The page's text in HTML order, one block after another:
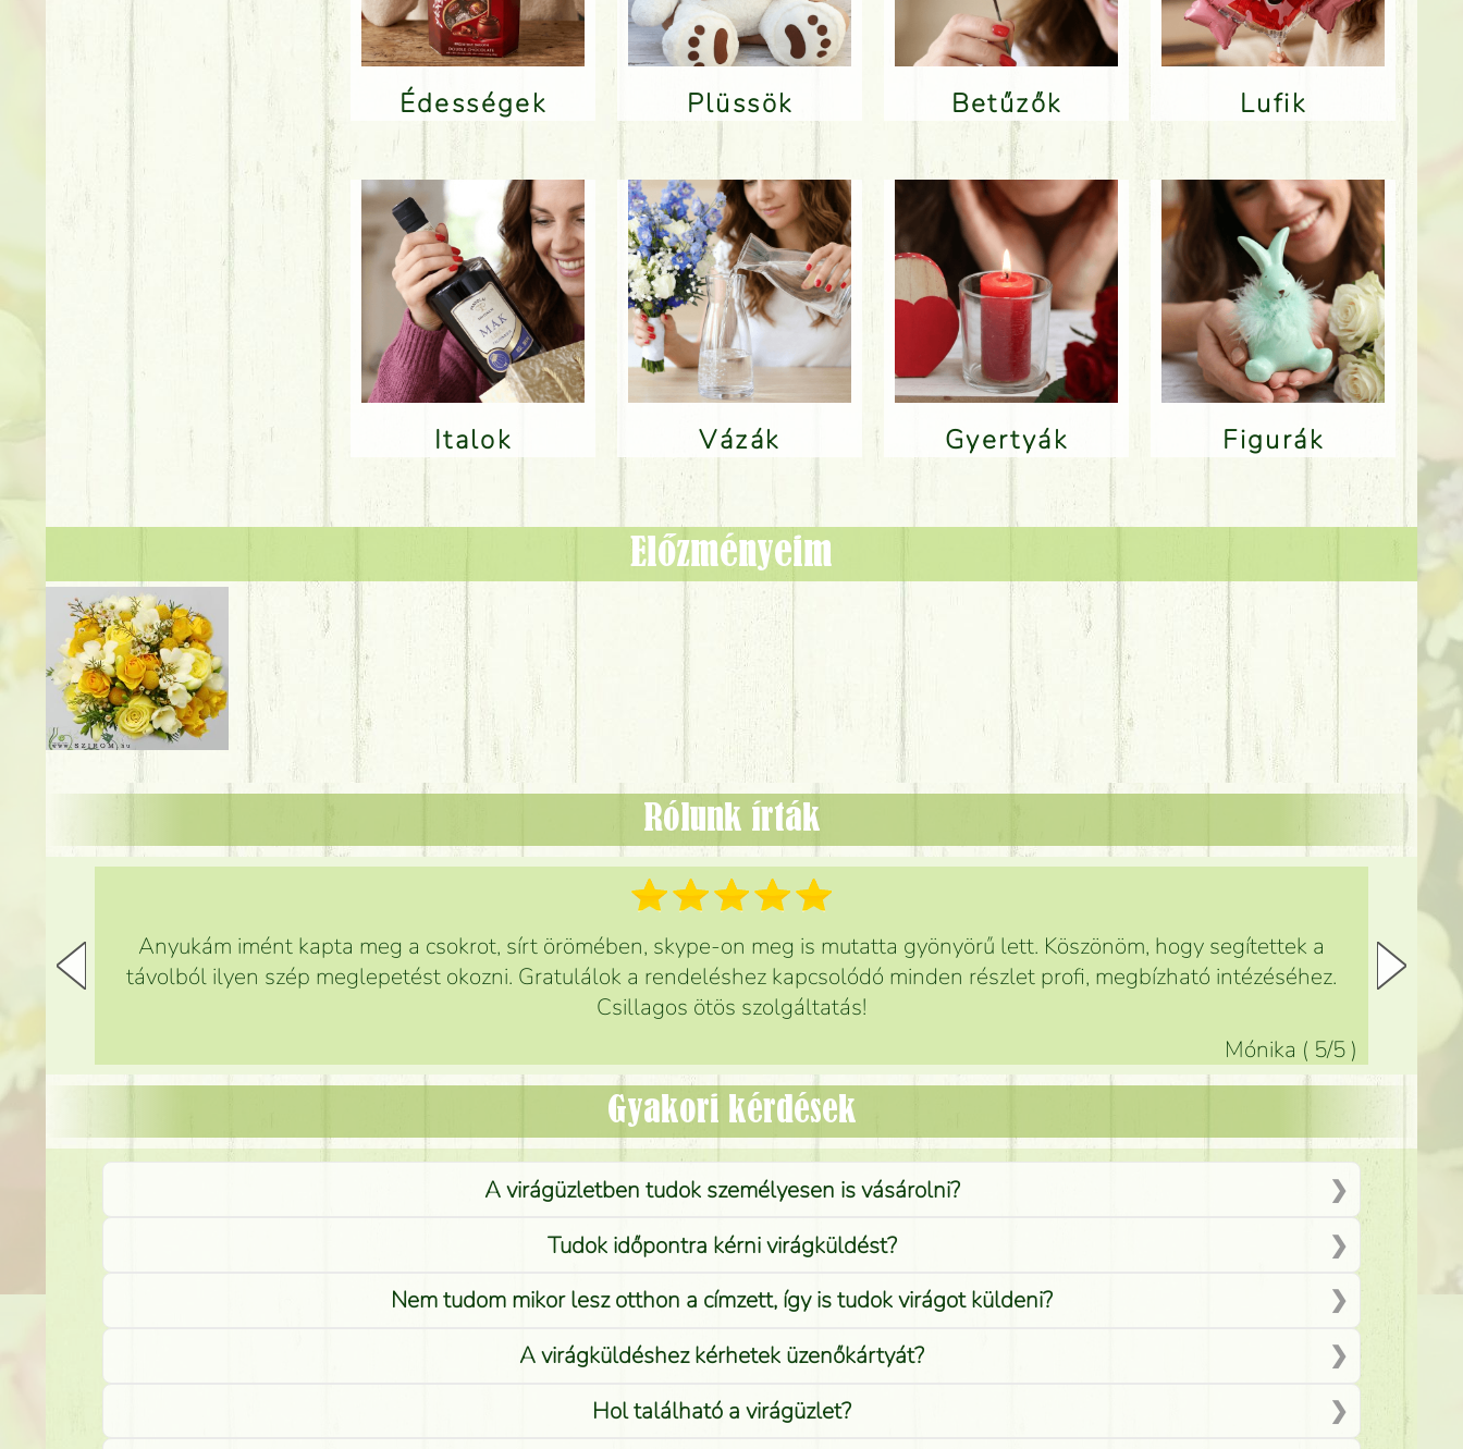
Édességek Plüssök Betűzők Lufik
Italok Vázák Gyertyák Figurák
Előzményeim
Rólunk írták
Anyukám imént kapta meg a csokrot, sírt örömében, skype-on meg is mutatta gyönyörű lett. Köszönöm, hogy segítettek a
távolból ilyen szép meglepetést okozni. Gratulálok a rendeléshez kapcsolódó minden részlet profi, megbízható intézéséhez.
Csillagos ötös szolgáltatás!
Mónika ( 5/5 )
Gyakori kérdések
A virágüzletben tudok személyesen is vásárolni?
Tudok időpontra kérni virágküldést?
Nem tudom mikor lesz otthon a címzett, így is tudok virágot küldeni?
A virágküldéshez kérhetek üzenőkártyát?
Hol található a virágüzlet?